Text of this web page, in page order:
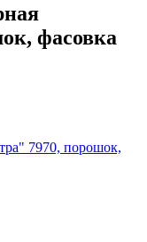
фасовка